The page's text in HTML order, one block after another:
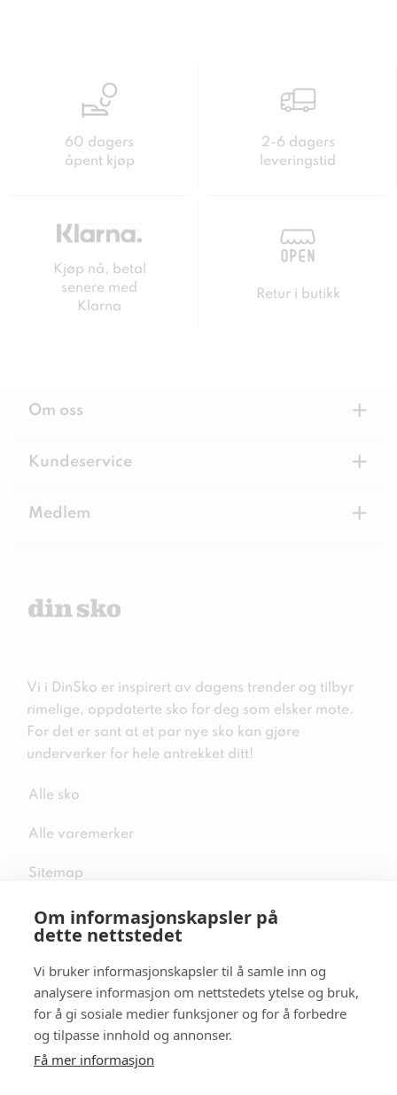
Om informasjonskapsler på
dette nettstedet
Vi bruker informasjonskapsler til å samle inn og
analysere informasjon om nettstedets ytelse og bruk,
for å gi sosiale medier funksjoner og for å forbedre
og tilpasse innhold og annonser.
Få mer informasjon
60 dagers
åpent kjøp
2-6 dagers
leveringstid
Kjøp nå, betal
senere med
Klarna
Retur i butikk
Om oss +
Kundeservice +
Medlem +
Vi i DinSko er inspirert av dagens trender og tilbyr
rimelige, oppdaterte sko for deg som elsker mote.
For det er sant at et par nye sko kan gjøre
underverker for hele antrekket ditt!
Alle sko
Alle varemerker
Sitemap
Følg oss i sosiale medier